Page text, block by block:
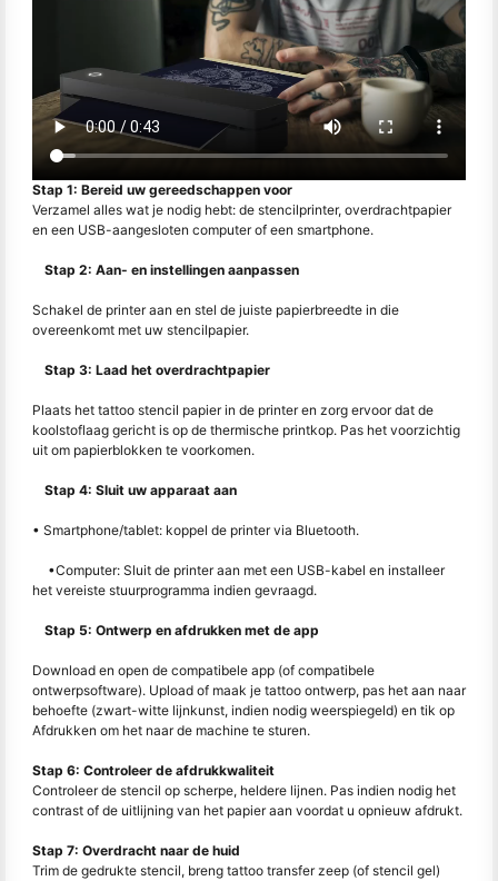
Stap 1: Bereid uw gereedschappen voor
Verzamel alles wat je nodig hebt: de stencilprinter, overdrachtpapier
en een USB-aangesloten computer of een smartphone.
Stap 2: Aan- en instellingen aanpassen
Schakel de printer aan en stel de juiste papierbreedte in die
overeenkomt met uw stencilpapier.
Stap 3: Laad het overdrachtpapier
Plaats het tattoo stencil papier in de printer en zorg ervoor dat de
koolstoflaag gericht is op de thermische printkop. Pas het voorzichtig
uit om papierblokken te voorkomen.
Stap 4: Sluit uw apparaat aan
• Smartphone/tablet: koppel de printer via Bluetooth.
•Computer: Sluit de printer aan met een USB-kabel en installeer
het vereiste stuurprogramma indien gevraagd.
Stap 5: Ontwerp en afdrukken met de app
Download en open de compatibele app (of compatibele
ontwerpsoftware). Upload of maak je tattoo ontwerp, pas het aan naar
behoefte (zwart-witte lijnkunst, indien nodig weerspiegeld) en tik op
Afdrukken om het naar de machine te sturen.
Stap 6: Controleer de afdrukkwaliteit
Controleer de stencil op scherpe, heldere lijnen. Pas indien nodig het
contrast of de uitlijning van het papier aan voordat u opnieuw afdrukt.
Stap 7: Overdracht naar de huid
Trim de gedrukte stencil, breng tattoo transfer zeep (of stencil gel)